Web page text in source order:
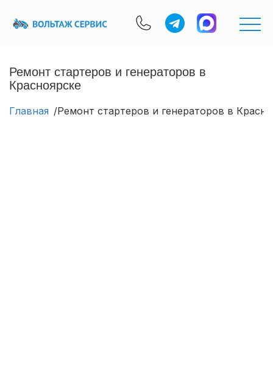
Ремонт стартеров и генераторов в
Красноярске
Главная Ремонт стартеров и генераторов в